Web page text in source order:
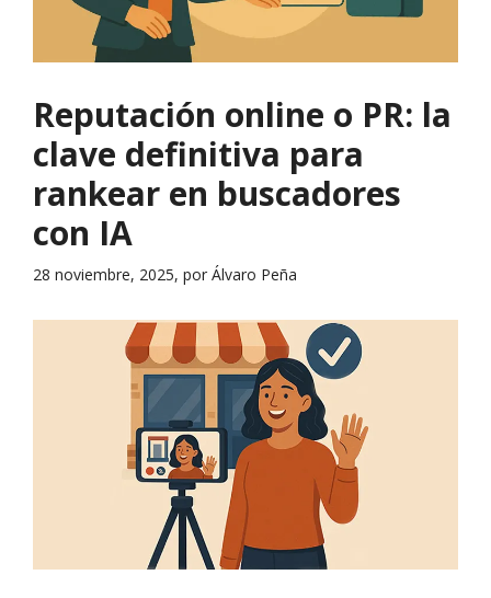
Reputación online o PR: la
clave definitiva para
rankear en buscadores
con IA
28 noviembre, 2025, por Álvaro Peña